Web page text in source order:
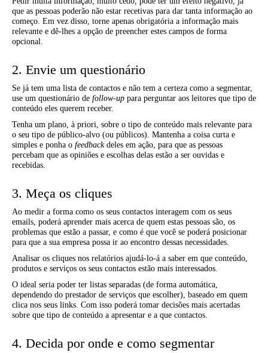
que as pessoas poderão não estar recetivas para dar tanta informação ao
começo. Em vez disso, torne apenas obrigatória a informação mais
relevante e dê-lhes a opção de preencher estes campos de forma
opcional.
2. Envie um questionário
Se já tem uma lista de contactos e não tem a certeza como a segmentar,
use um questionário de follow-up para perguntar aos leitores que tipo de
conteúdo eles querem receber.
Tenha um plano, à priori, sobre o tipo de conteúdo mais relevante para
o seu tipo de público-alvo (ou públicos). Mantenha a coisa curta e
simples e ponha o feedbackdeles em ação, para que as pessoas
percebam que as opiniões e escolhas delas estão a ser ouvidas e
recebidas.
3. Meça os cliques
Ao medir a forma como os seus contactos interagem com os seus
emails, poderá aprender mais acerca de quem estas pessoas são, os
problemas que estão a passar, e como é que você se poderá posicionar
para que a sua empresa possa ir ao encontro dessas necessidades.
Analisar os cliques nos relatórios ajudá-lo-á a saber em que conteúdo,
produtos e serviços os seus contactos estão mais interessados.
O ideal seria poder ter listas separadas (de forma automática,
dependendo do prestador de serviços que escolher), baseado em quem
clica nos seus links. Com isso poderá tomar decisões mais acertadas
sobre que tipo de conteúdo a apresentar e a que contactos.
4. Decida por onde e como segmentar